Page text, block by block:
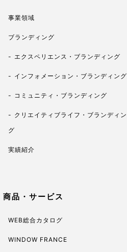
事業領域
ブランディング
エクスペリエンス・ブランディング
インフォメーション・ブランディング
コミュニティ・ブランディング
クリエイティブライフ・ブランディン
グ
実績紹介
商品・サービス
WEB総合カタログ
WINDOW FRANCE